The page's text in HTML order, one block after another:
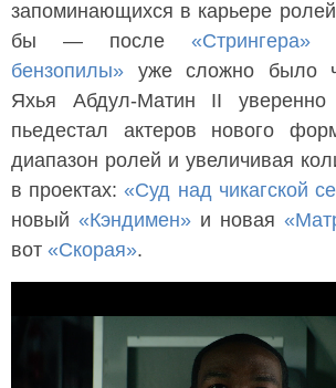
запоминающихся в карьере
бы — после «Стрингера»
бензопилы» уже сложно было
Яхья Абдул-Матин II уверенно
пьедестал актеров нового
диапазон ролей и увеличивая
в проектах:«Суд над чикагской
новый «Кэндимен» и новая
вот «Скорая».